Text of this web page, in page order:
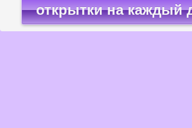
открытки на каждый